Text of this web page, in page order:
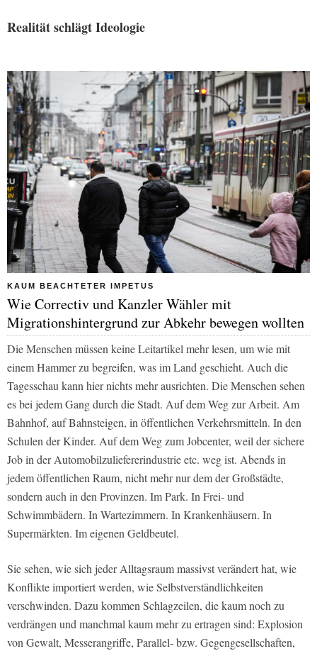
Realität schlägt Ideologie
KAUM BEACHTETER IMPETUS
Wie Correctiv und Kanzler Wähler mit
Migrationshintergrund zur Abkehr bewegen wollten
Die Menschen müssen keine Leitartikel mehr lesen, um wie mit
einem Hammer zu begreifen, was im Land geschieht. Auch die
Tagesschau kann hier nichts mehr ausrichten. Die Menschen sehen
es bei jedem Gang durch die Stadt. Auf dem Weg zur Arbeit. Am
Bahnhof, auf Bahnsteigen, in öffentlichen Verkehrsmitteln. In den
Schulen der Kinder. Auf dem Weg zum Jobcenter, weil der sichere
Job in der Automobilzuliefererindustrie etc. weg ist. Abends in
jedem öffentlichen Raum, nicht mehr nur dem der Großstädte,
sondern auch in den Provinzen. Im Park. In Frei- und
Schwimmbädern. In Wartezimmern. In Krankenhäusern. In
Supermärkten. Im eigenen Geldbeutel.
Sie sehen, wie sich jeder Alltagsraum massivst verändert hat, wie
Konflikte importiert werden, wie Selbstverständlichkeiten
verschwinden. Dazu kommen Schlagzeilen, die kaum noch zu
verdrängen und manchmal kaum mehr zu ertragen sind: Explosion
von Gewalt, Messerangriffe, Parallel- bzw. Gegengesellschaften,